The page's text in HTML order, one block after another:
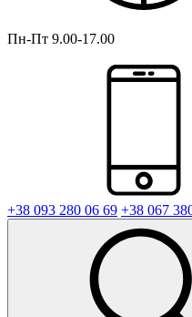
Пн-Пт 9.00-17.00
+38 093 280 06 69 +38 067